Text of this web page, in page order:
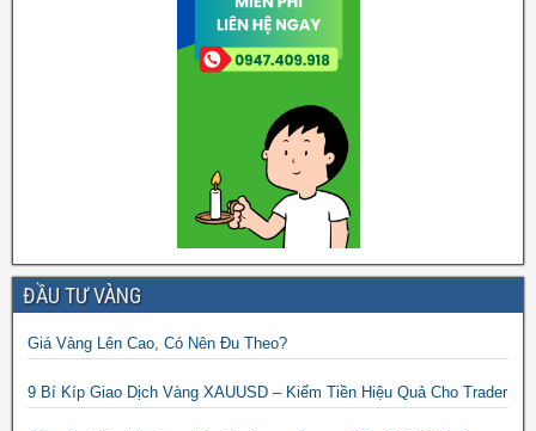
ĐẦU TƯ VÀNG
Giá Vàng Lên Cao, Có Nên Đu Theo?
9 Bí Kíp Giao Dịch Vàng XAUUSD – Kiếm Tiền Hiệu Quả Cho Trader